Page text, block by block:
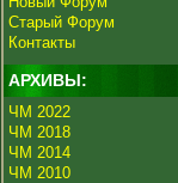
Старый Форум
Контакты
АРХИВЫ:
ЧМ 2022
ЧМ 2018
ЧМ 2014
ЧМ 2010